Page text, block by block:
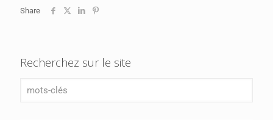
Share
Recherchez sur le site